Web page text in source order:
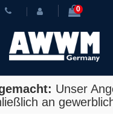
0
Unser
an